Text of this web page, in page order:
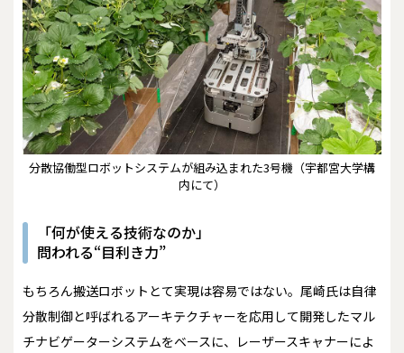
分散協働型ロボットシステムが組み込まれた3号機（宇都宮大学構
内にて）
「何が使える技術なのか」
問われる“目利き力”
もちろん搬送ロボットとて実現は容易ではない。尾崎氏は自律
分散制御と呼ばれるアーキテクチャーを応用して開発したマル
チナビゲーターシステムをベースに、レーザースキャナーによ